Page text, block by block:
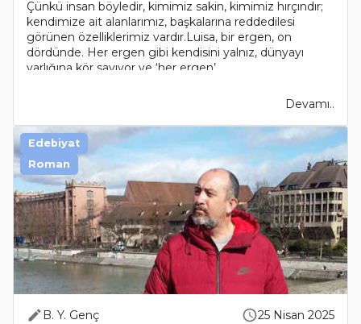
Çünkü insan böyledir, kimimiz sakin, kimimiz hırçındır;
kendimize ait alanlarımız, başkalarına reddedilesi
görünen özelliklerimiz vardır.Luisa, bir ergen, on
dördünde. Her ergen gibi kendisini yalnız, dünyayı
varlığına kör sayıyor ve ‘her ergen’ ..
Devamı..
B. Y. Genç 25 Nisan 2025
Edebiyat
Roman